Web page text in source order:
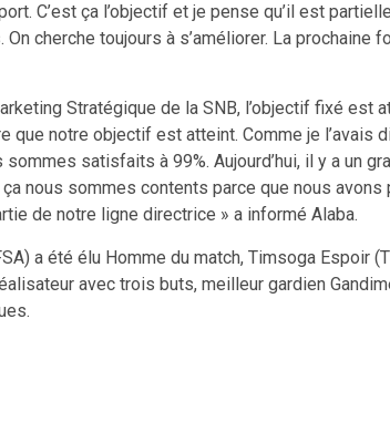
C’est ça l’objectif et je pense qu’il est
cherche toujours à s’améliorer. La prochaine
Stratégique de la SNB, l’objectif fixé est
que notre objectif est atteint. Comme je l’avais
satisfaits à 99%. Aujourd’hui, il y a un
nous sommes contents parce que nous avons
de notre ligne directrice » a informé Alaba.
a été élu Homme du match, Timsoga Espoir
avec trois buts, meilleur gardien